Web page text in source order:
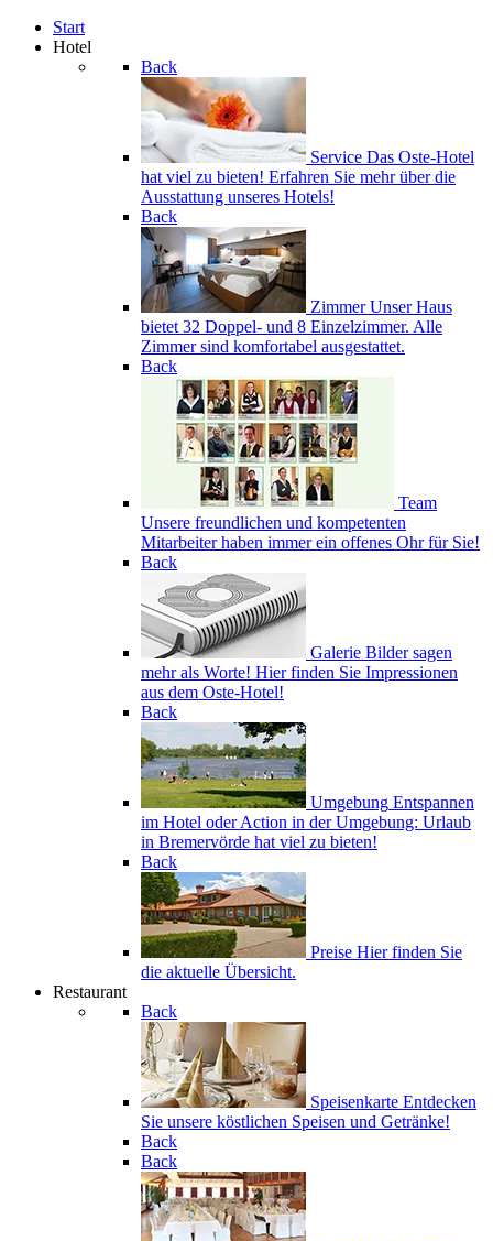
Start
Hotel
Back
Service Das Oste-Hotel
hat viel zu bieten! Erfahren Sie mehr über die
Ausstattung unseres Hotels!
Back
Zimmer Unser Haus
bietet 32 Doppel- und 8 Einzelzimmer. Alle
Zimmer sind komfortabel ausgestattet.
Back
Team
Unsere freundlichen und kompetenten
Mitarbeiter haben immer ein offenes Ohr für Sie!
Back
Galerie Bilder sagen
mehr als Worte! Hier finden Sie Impressionen
aus dem Oste-Hotel!
Back
Umgebung Entspannen
im Hotel oder Action in der Umgebung: Urlaub
in Bremervörde hat viel zu bieten!
Back
Preise Hier finden Sie
die aktuelle Übersicht.
Restaurant
Back
Speisenkarte Entdecken
Sie unsere köstlichen Speisen und Getränke!
Back
Back